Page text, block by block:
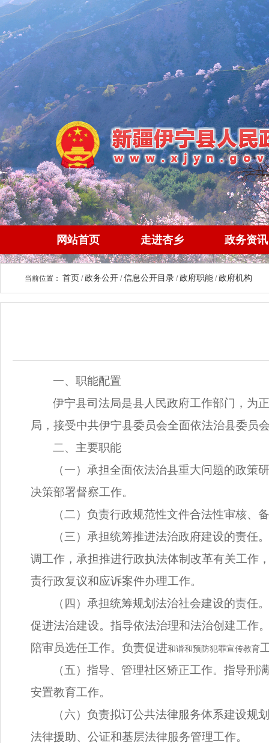
网站首页 走进杏乡 政务资讯
当前位置： 首页 /政务公开 /信息公开目录 /政府职能 /政府机构
一、职能配置
伊宁县司法局是县人民政府工作部门，为
局，接受中共伊宁县委员会全面依法治县委员
二、主要职能
（一）承担全面依法治县重大问题的政
决策部署督察工作。
（二）负责行政规范性文件合法性审核
（三）承担统筹推进法治政府建设的责任
调工作，承担推进行政执法体制改革有关工作
责行政复议和应诉案件办理工作。
（四）承担统筹规划法治社会建设的责
促进法治建设。指导依法治理和法治创建工作
陪审员选任工作。负责促进和谐和预防犯罪宣传教育
（五）指导、管理社区矫正工作。指导
安置教育工作。
（六）负责拟订公共法律服务体系建设
法律援助、公证和基层法律服务管理工作。